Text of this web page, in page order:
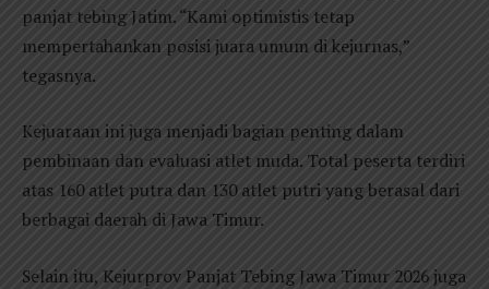
panjat tebing Jatim. “Kami optimistis tetap
mempertahankan posisi juara umum di kejurnas,”
tegasnya.
Kejuaraan ini juga menjadi bagian penting dalam
pembinaan dan evaluasi atlet muda. Total peserta terdiri
atas 160 atlet putra dan 130 atlet putri yang berasal dari
berbagai daerah di Jawa Timur.
Selain itu, Kejurprov Panjat Tebing Jawa Timur 2026 juga